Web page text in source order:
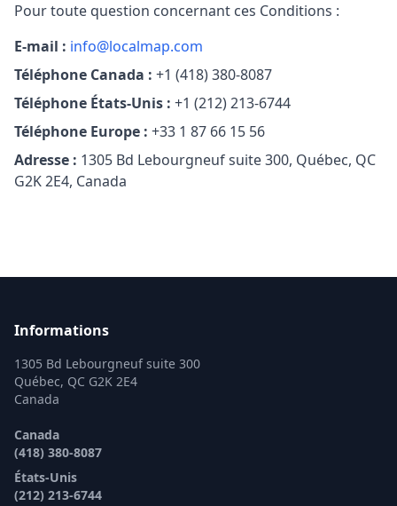
Pour toute question concernant ces Conditions :
E-mail : info@localmap.com
Téléphone Canada : +1 (418) 380-8087
Téléphone États-Unis : +1 (212) 213-6744
Téléphone Europe : +33 1 87 66 15 56
Adresse : 1305 Bd Lebourgneuf suite 300, Québec, QC
G2K 2E4, Canada
Informations
1305 Bd Lebourgneuf suite 300
Québec, QC G2K 2E4
Canada
Canada
(418) 380-8087
États-Unis
(212) 213-6744